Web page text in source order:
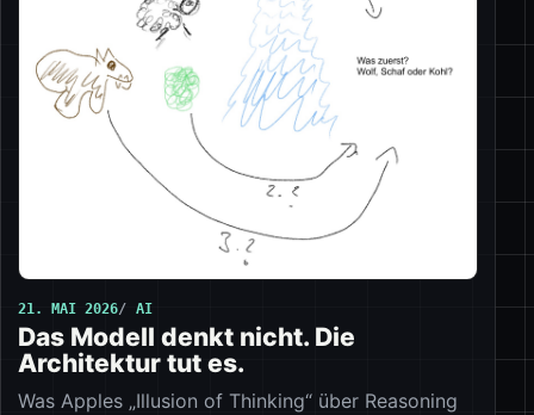
21. MAI 2026 AI
Das Modell denkt nicht. Die
Architektur tut es.
Was Apples „Illusion of Thinking“ über Reasoning